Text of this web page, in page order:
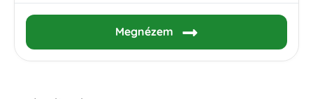
Megnézem